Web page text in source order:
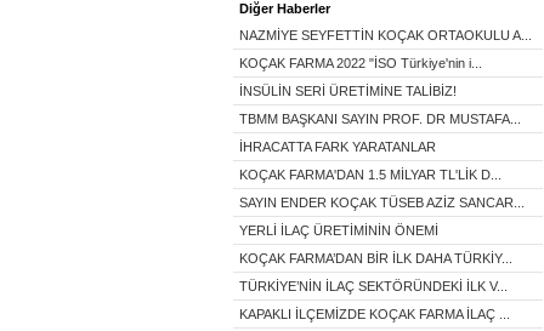
Diğer Haberler
NAZMİYE SEYFETTİN KOÇAK ORTAOKULU A...
KOÇAK FARMA 2022 "İSO Türkiye'nin i...
İNSÜLİN SERİ ÜRETİMİNE TALİBİZ!
TBMM BAŞKANI SAYIN PROF. DR MUSTAFA...
İHRACATTA FARK YARATANLAR
KOÇAK FARMA'DAN 1.5 MİLYAR TL'LİK D...
SAYIN ENDER KOÇAK TÜSEB AZİZ SANCAR...
YERLİ İLAÇ ÜRETİMİNİN ÖNEMİ
KOÇAK FARMA’DAN BİR İLK DAHA TÜRKİY...
TÜRKİYE’NİN İLAÇ SEKTÖRÜNDEKİ İLK V...
KAPAKLI İLÇEMİZDE KOÇAK FARMA İLAÇ ...